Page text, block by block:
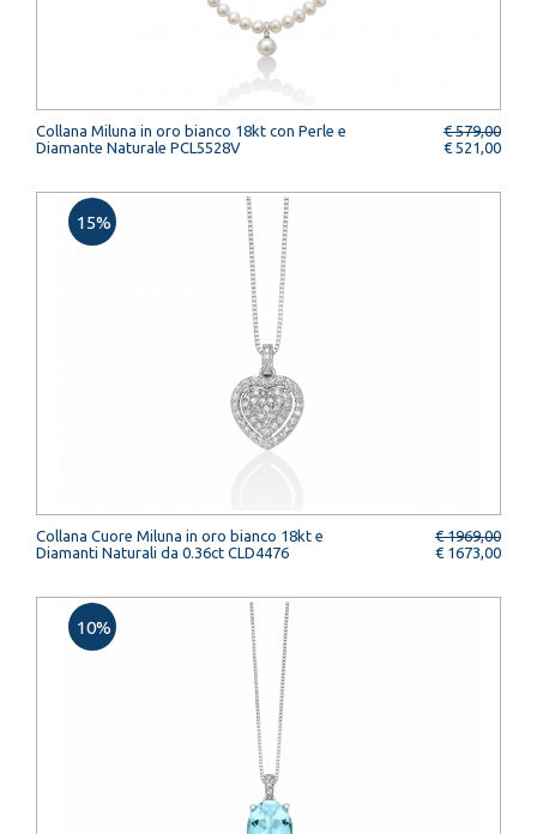
Collana Miluna in oro bianco 18kt con Perle e
Diamante Naturale PCL5528V
€ 579,00
€ 521,00
Collana Cuore Miluna in oro bianco 18kt e
Diamanti Naturali da 0.36ct CLD4476
€ 1969,00
€ 1673,00
15%
10%